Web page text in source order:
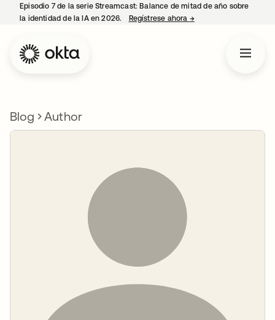
Episodio 7 de la serie Streamcast: Balance de mitad de año sobre
la identidad de la IA en 2026.
Regístrese ahora →se abre en una
Blog Author